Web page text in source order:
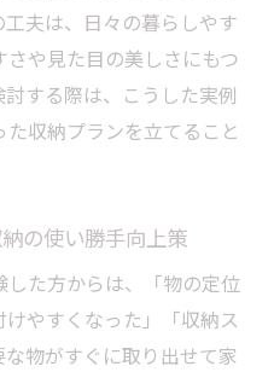
夫は、日々の暮らしやす
や見た目の美しさにもつ
する際は、こうした実例
収納プランを立てること
の使い勝手向上策
た方からは、「物の定位
やすくなった」「収納ス
物がすぐに取り出せて家